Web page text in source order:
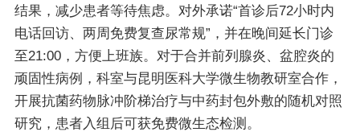
结果，减少患者等待焦虑。对外承诺“首诊后72小时内
电话回访、两周免费复查尿常规”，并在晚间延长门诊
至21:00，方便上班族。对于合并前列腺炎、盆腔炎的
顽固性病例，科室与昆明医科大学微生物教研室合作，
开展抗菌药物脉冲阶梯治疗与中药封包外敷的随机对照
研究，患者入组后可获免费微生态检测。